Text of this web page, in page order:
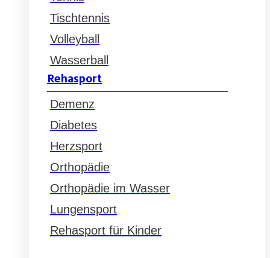
Tischtennis
Volleyball
Wasserball
Rehasport
Demenz
Diabetes
Herzsport
Orthopädie
Orthopädie im Wasser
Lungensport
Rehasport für Kinder